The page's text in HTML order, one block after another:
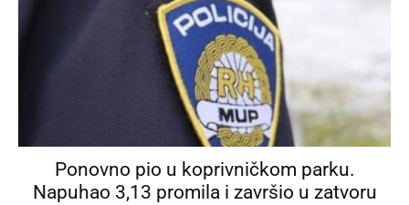
Ponovno pio u koprivničkom parku.
Napuhao 3,13 promila i završio u zatvoru